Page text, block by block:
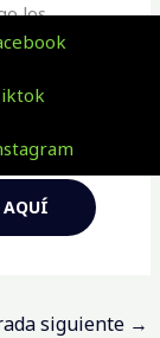
los
AQUÍ
siguiente →